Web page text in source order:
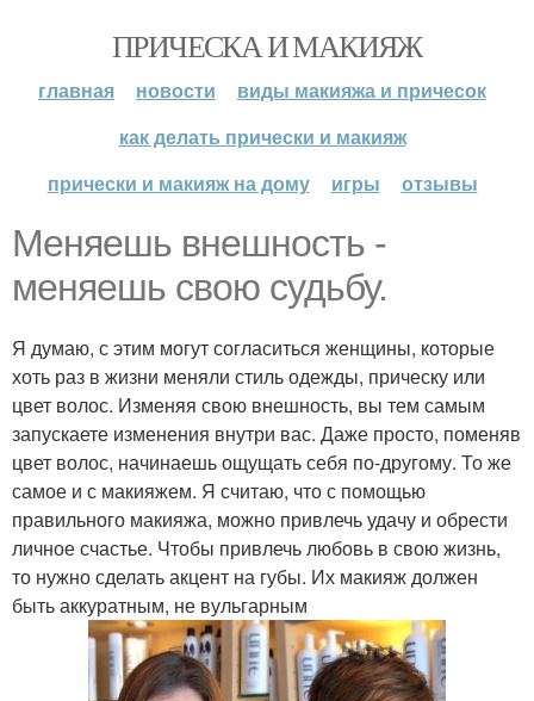
ПРИЧЕСКА И МАКИЯЖ
главная новости
виды макияжа и причесок
как делать прически и макияж
прически и макияж на дому
игры отзывы
Меняешь внешность -
меняешь свою судьбу.
Я думаю, с этим могут согласиться женщины, которые
хоть раз в жизни меняли стиль одежды, прическу или
цвет волос. Изменяя свою внешность, вы тем самым
запускаете изменения внутри вас. Даже просто, поменяв
цвет волос, начинаешь ощущать себя по-другому. То же
самое и с макияжем. Я считаю, что с помощью
правильного макияжа, можно привлечь удачу и обрести
личное счастье. Чтобы привлечь любовь в свою жизнь,
то нужно сделать акцент на губы. Их макияж должен
быть аккуратным, не вульгарным